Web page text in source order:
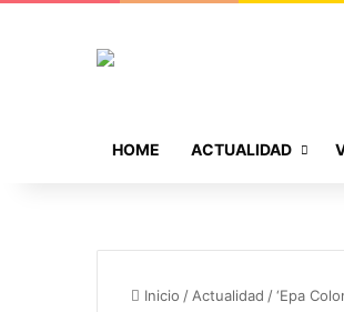
HOME ACTUALIDAD
Inicio / Actualidad /‘Epa